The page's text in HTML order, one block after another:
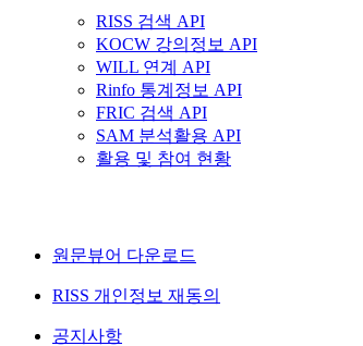
RISS 검색 API
KOCW 강의정보 API
WILL 연계 API
Rinfo 통계정보 API
FRIC 검색 API
SAM 분석활용 API
활용 및 참여 현황
원문뷰어 다운로드
RISS 개인정보 재동의
공지사항